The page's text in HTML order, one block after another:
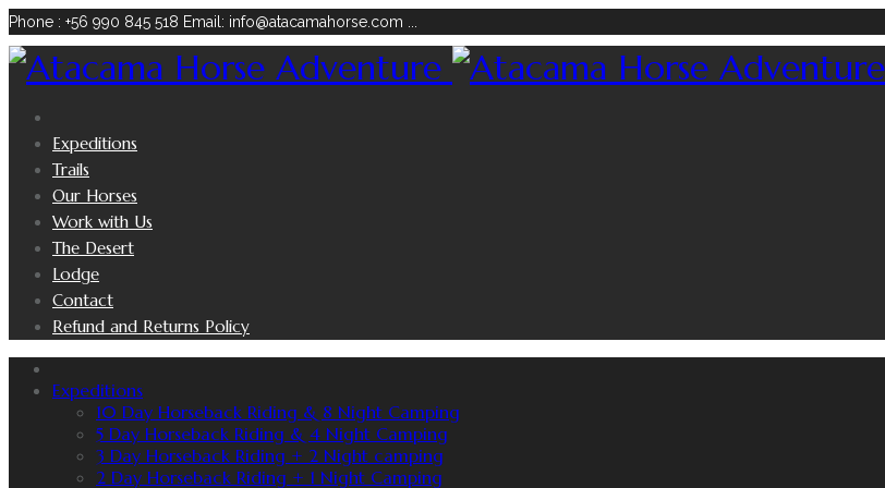
Phone : +56 990 845 518 Email: info@atacamahorse.com
Expeditions
Trails
Our Horses
Work with Us
The Desert
Lodge
Contact
Refund and Returns Policy
Expeditions
10 Day Horseback Riding & 8 Night Camping
5 Day Horseback Riding & 4 Night Camping
3 Day Horseback Riding + 2 Night camping
2 Day Horseback Riding + 1 Night Camping